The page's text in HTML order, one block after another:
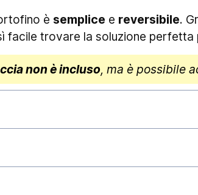
è semplice e reversibile.
facile trovare la soluzione perfetta
non è incluso, ma è possibile
chiarire che i